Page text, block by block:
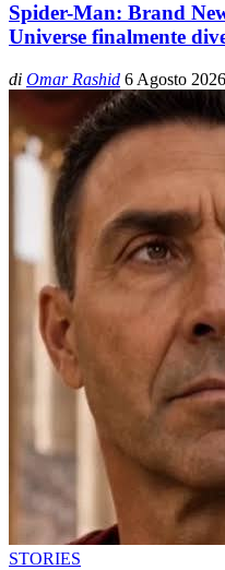
Spider-Man: Brand
Universe finalmente
di Omar Rashid 6 Agosto 2026
STORIES